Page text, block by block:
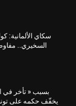
السخيري..
بسبب « تأخر في
يخفّف حكمه على